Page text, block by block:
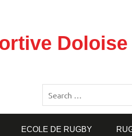
ECOLE DE RUGBY